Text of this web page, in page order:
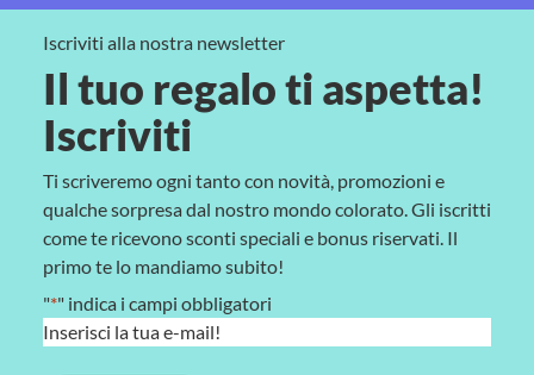
Iscriviti alla nostra newsletter
Il tuo regalo ti aspetta!
Iscriviti
Ti scriveremo ogni tanto con novità, promozioni e
qualche sorpresa dal nostro mondo colorato. Gli iscritti
come te ricevono sconti speciali e bonus riservati. Il
primo te lo mandiamo subito!
"*" indica i campi obbligatori
E